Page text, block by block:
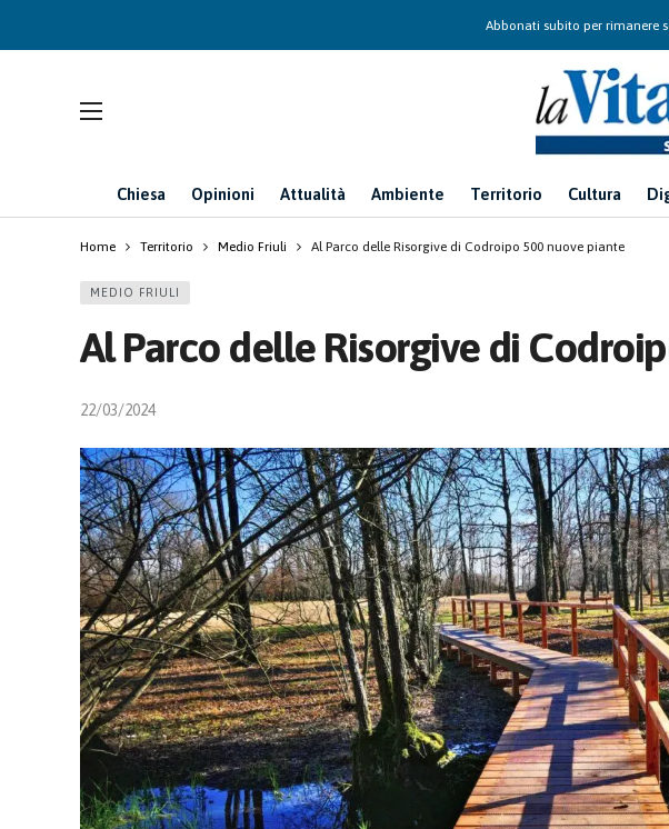
Abbonati subito per rimanere
Chiesa Opinioni Attualità Ambiente Territorio Cultura
Home Territorio Medio Friuli Al Parco delle Risorgive di Codroipo 500 nuove piante
MEDIO FRIULI
Al Parco delle Risorgive di
22/03/2024